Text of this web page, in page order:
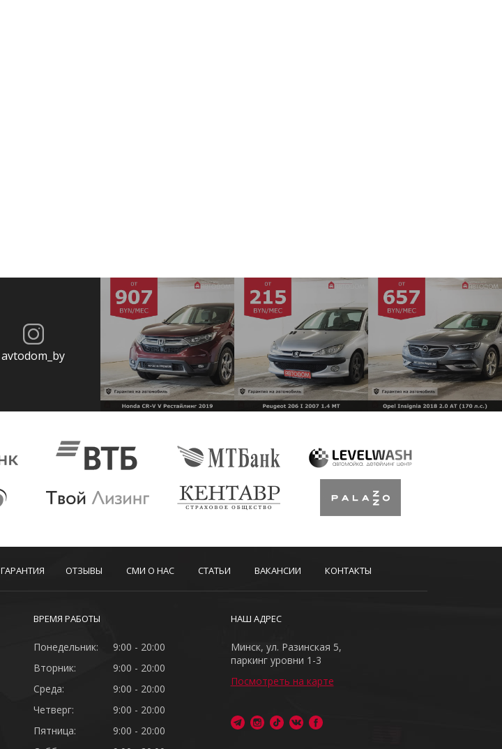
avtodom_by
ГАРАНТИЯ ОТЗЫВЫ СМИ О НАС СТАТЬИ ВАКАНСИИ КОНТАКТЫ
ВРЕМЯ РАБОТЫ
Понедельник:
9:00 - 20:00
Вторник:
9:00 - 20:00
Среда:
9:00 - 20:00
Четверг:
9:00 - 20:00
Пятница:
9:00 - 20:00
НАШ АДРЕС
Минск, ул. Разинская 5,
паркинг уровни 1-3
Посмотреть на карте